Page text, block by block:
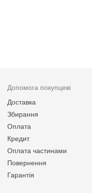
Допомога покупцеві
Доставка
Збирання
Оплата
Кредит
Оплата частинами
Повернення
Гарантія